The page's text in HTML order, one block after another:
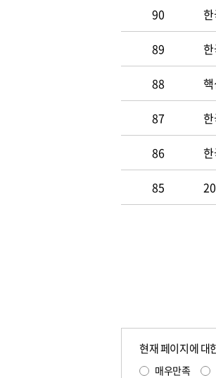
90
89
88
87
86
85
현재 페이지에 대
매우만족